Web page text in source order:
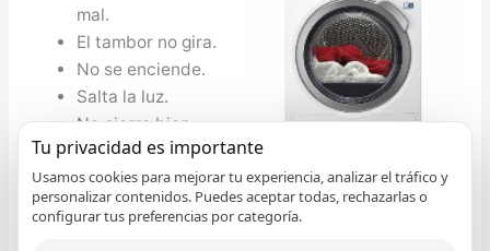
mal.
El tambor no gira.
No se enciende.
Salta la luz.
No cierra bien.
Desagua mal.
Hace mucho
ruido.
Tu privacidad es importante
Usamos cookies para mejorar tu experiencia, analizar el tráfico y
personalizar contenidos. Puedes aceptar todas, rechazarlas o
configurar tus preferencias por categoría.